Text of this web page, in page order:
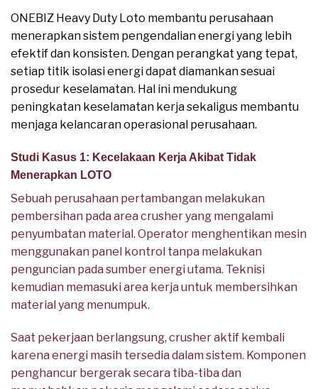
ONEBIZ Heavy Duty Loto membantu perusahaan
menerapkan sistem pengendalian energi yang lebih
efektif dan konsisten. Dengan perangkat yang tepat,
setiap titik isolasi energi dapat diamankan sesuai
prosedur keselamatan. Hal ini mendukung
peningkatan keselamatan kerja sekaligus membantu
menjaga kelancaran operasional perusahaan.
Studi Kasus 1: Kecelakaan Kerja Akibat Tidak
Menerapkan LOTO
Sebuah perusahaan pertambangan melakukan
pembersihan pada area crusher yang mengalami
penyumbatan material. Operator menghentikan mesin
menggunakan panel kontrol tanpa melakukan
penguncian pada sumber energi utama. Teknisi
kemudian memasuki area kerja untuk membersihkan
material yang menumpuk.
Saat pekerjaan berlangsung, crusher aktif kembali
karena energi masih tersedia dalam sistem. Komponen
penghancur bergerak secara tiba-tiba dan